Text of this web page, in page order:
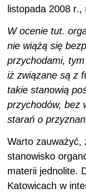
listopada 2008 r.,
W ocenie tut.
nie wiążą się
przychodami,
iż związane są z
takie stanowią
przychodów, bez
starań o
Warto zauważyć,
stanowisko
materii jednolite.
Katowicach w